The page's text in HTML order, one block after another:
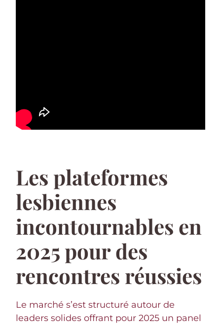
Les plateformes
lesbiennes
incontournables en
2025 pour des
rencontres réussies
Le marché s’est structuré autour de
leaders solides offrant pour 2025 un panel